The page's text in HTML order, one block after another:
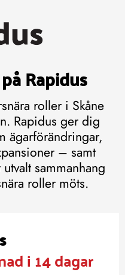
Rapidus
roller i Skåne
Rapidus ger dig
ägarförändringar,
– samt
sammanhang
roller möts.
i 14 dagar